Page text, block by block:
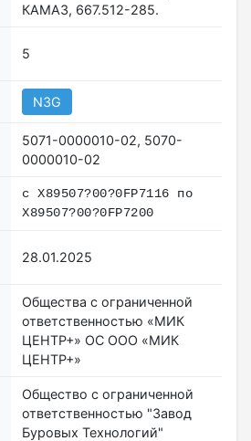
КАМАЗ, 667.512-285.
5
N3G
5071-0000010-02, 5070-
0000010-02
с X89507?00?0FP7116 по
X89507?00?0FP7200
28.01.2025
Общества с ограниченной
ответственностью «МИК
ЦЕНТР+» ОС ООО «МИК
ЦЕНТР+»
Общество с ограниченной
ответственностью "Завод
Буровых Технологий"